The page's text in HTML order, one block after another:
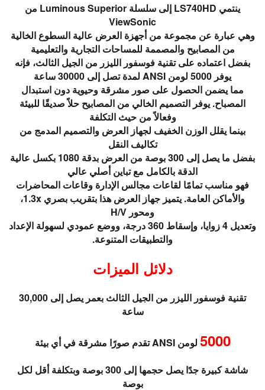
ينتمي LS740HD إلى سلسلة Luminous Superior من
ViewSonic
وهي عبارة عن مجموعة من أجهزة العرض عالية السطوع الخالية
من المصابيح والمصممة للمساحات التجارية والتعليمية
بفضل اعتماده على تقنية فوسفور الليزر من الجيل الثالث، فإنه
يوفر 5000 لومن ANSI لمدة تصل إلى 30000 ساعة
مما يضمن الحصول على صور مشرقة وحيوية دون استبدال
المصباح. يوفر التصميم الخالي من المصابيح حلاً صديقًا للبيئة
وفعالاً من حيث التكلفة
بينما يقلل الوزن الخفيف لجهاز العرض والتصميم المدمج من
تكاليف النقل
بفضل ما يصل إلى 300 بوصة من العرض بدقة 1080 بكسل عالية
الدقة بالكامل مع تباين أصلي عالي
فهو مناسب تمامًا لقاعات مجالس الإدارة وقاعات المحاضرات
والأماكن العامة. يتميز جهاز العرض هذا بتقريب بصري 1.3x،
ومحور H/V
وتعديل 4 زوايا، وإسقاط 360 درجة، ووضع عمودي لسهولة الإعداد
والتطبيقات المتنوعة.
دلائل الميزات
تقنية فوسفور الليزر من الجيل الثالث بعمر يصل إلى 30,000
ساعة
5000 لومن ANSI تقدم صورًا مشرقة في أي بيئة
شاشة كبيرة جدًا يصل حجمها إلى 300 بوصة وبتكلفة أقل لكل
بوصة